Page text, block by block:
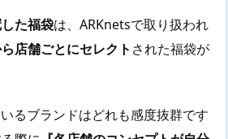
た福袋は、ARKnetsで取り扱われ
店舗ごとにセレクト された福袋が
るブランドはどれも感度抜群です